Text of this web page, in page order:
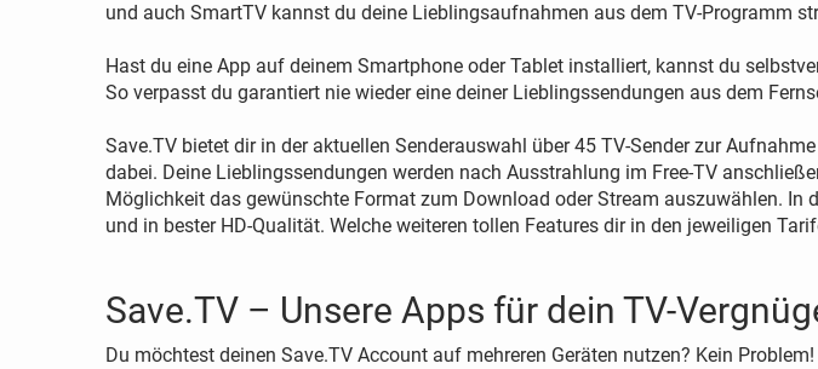
und auch SmartTV kannst du deine Lieblingsaufnahmen aus dem TV-Programm
Hast du eine App auf deinem Smartphone oder Tablet installiert, kannst du
So verpasst du garantiert nie wieder eine deiner Lieblingssendungen aus dem
Save.TV bietet dir in der aktuellen Senderauswahl über 45 TV-Sender zur
dabei. Deine Lieblingssendungen werden nach Ausstrahlung im Free-TV
Möglichkeit das gewünschte Format zum Download oder Stream auszuwählen.
und in bester HD-Qualität. Welche weiteren tollen Features dir in den jeweiligen
Save.TV – Unsere Apps für dein TV-
Du möchtest deinen Save.TV Account auf mehreren Geräten nutzen? Kein